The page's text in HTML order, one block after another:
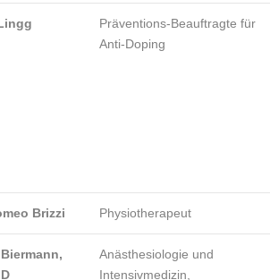
Präventions-Beauftragte für
Anti-Doping
Brizzi Physiotherapeut
Anästhesiologie und
Intensivmedizin,